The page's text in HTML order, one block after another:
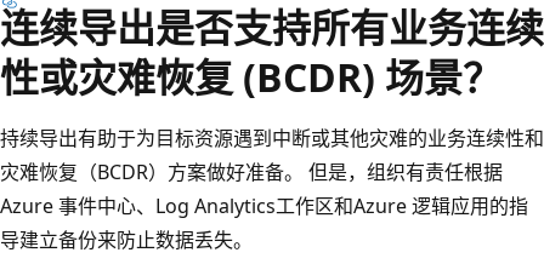
连续导出是否支持所有业务连续
性或灾难恢复 (BCDR) 场景？
持续导出有助于为目标资源遇到中断或其他灾难的业务连续性和
灾难恢复（BCDR）方案做好准备。 但是，组织有责任根据
Azure 事件中心、Log Analytics工作区和Azure 逻辑应用的指
导建立备份来防止数据丢失。